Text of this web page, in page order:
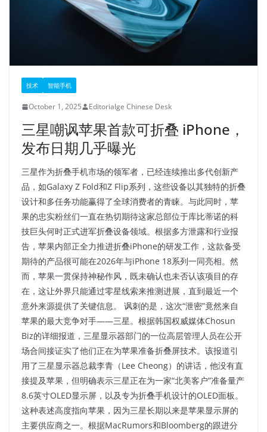
技术 智能手机
October 1, 2025 Editorialge Chinese Desk
三星嘲讽苹果首款可折叠 iPhone，
发布日期几乎曝光
三星作为折叠手机市场的领军者，已经连续推出多代创新产
品，如Galaxy Z Fold和Z Flip系列，这些设备以其独特的折叠
设计和多任务功能赢得了全球消费者的青睐。与此同时，苹
果的忠实粉丝们一直在热切期待这家总部位于库比蒂诺的科
技巨头何时正式进军折叠设备领域。根据多方泄露和行业报
告，苹果内部正全力推进折叠iPhone的研发工作，这款备受
期待的产品很可能在2026年与iPhone 18系列一同亮相。然
而，苹果一贯保持神秘作风，既未确认也未否认该项目的存
在，这让外界只能通过零星线索来推测进展，直到最近一个
意外来源提供了关键信息。 讽刺的是，这次“泄密”竟然来自
苹果的最大竞争对手——三星。根据韩国权威媒体Chosun
Biz的详细报道，三星显示器部门的一位高层管理人员在公开
场合间接证实了他们正在为苹果准备折叠屏技术。该报道引
用了三星显示器总裁李青（Lee Cheong）的讲话，他没有直
接提及苹果，但明确表示三星正在为一家“北美客户”准备量产
8.6英寸OLED显示屏，以及专为折叠手机设计的OLED面板。
这种表述高度指向苹果，因为三星长期以来是苹果显示屏的
主要供应商之一。根据MacRumors和Bloomberg的跟进分